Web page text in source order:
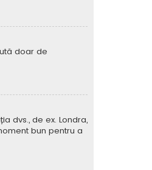
doar de
dvs., de ex. Londra,
bun pentru a